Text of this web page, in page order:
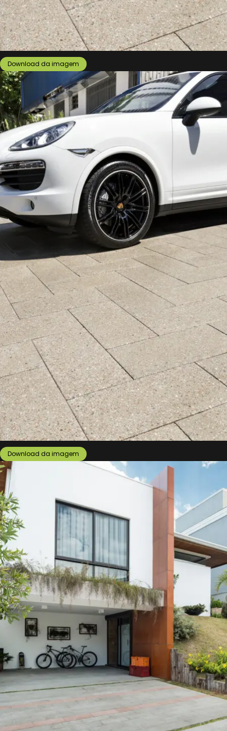
Download da imagem
Download da imagem